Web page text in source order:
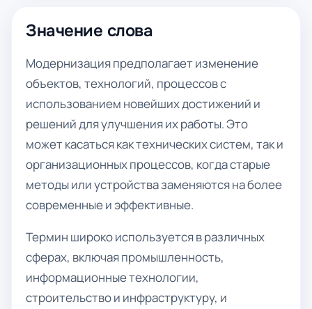
Значение слова
Модернизация предполагает изменение
объектов, технологий, процессов с
использованием новейших достижений и
решений для улучшения их работы. Это
может касаться как технических систем, так и
организационных процессов, когда старые
методы или устройства заменяются на более
современные и эффективные.
Термин широко используется в различных
сферах, включая промышленность,
информационные технологии,
строительство и инфраструктуру, и